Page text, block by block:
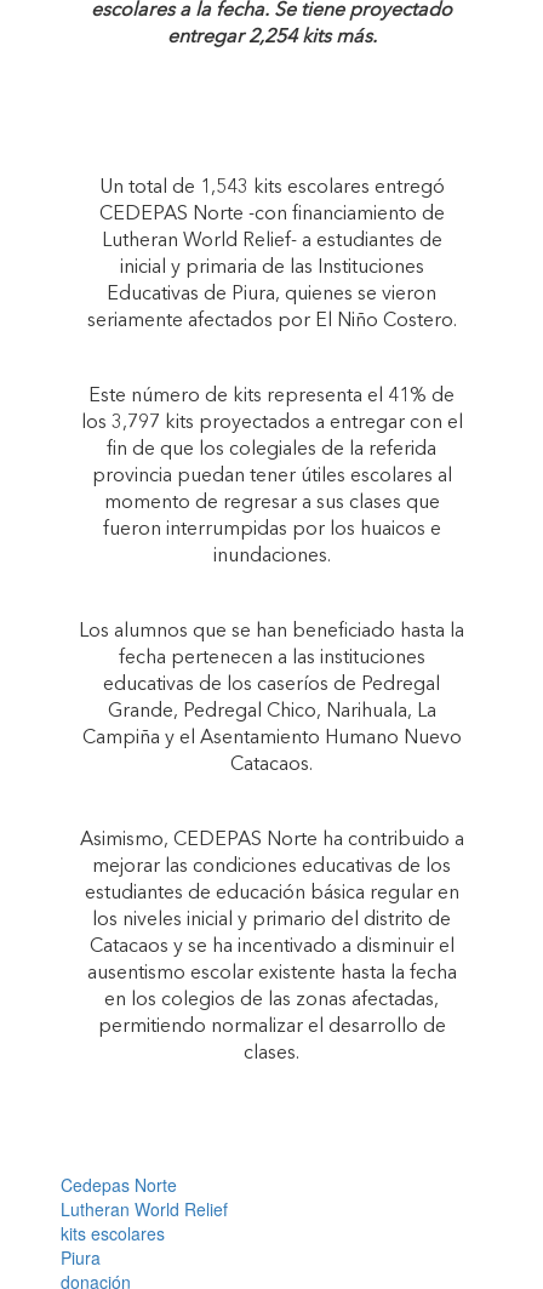
escolares a la fecha. Se tiene proyectado
entregar 2,254 kits más.
Un total de 1,543 kits escolares entregó
CEDEPAS Norte -con financiamiento de
Lutheran World Relief- a estudiantes de
inicial y primaria de las Instituciones
Educativas de Piura, quienes se vieron
seriamente afectados por El Niño Costero.
Este número de kits representa el 41% de
los 3,797 kits proyectados a entregar con el
fin de que los colegiales de la referida
provincia puedan tener útiles escolares al
momento de regresar a sus clases que
fueron interrumpidas por los huaicos e
inundaciones.
Los alumnos que se han beneficiado hasta la
fecha pertenecen a las instituciones
educativas de los caseríos de Pedregal
Grande, Pedregal Chico, Narihuala, La
Campiña y el Asentamiento Humano Nuevo
Catacaos.
Asimismo, CEDEPAS Norte ha contribuido a
mejorar las condiciones educativas de los
estudiantes de educación básica regular en
los niveles inicial y primario del distrito de
Catacaos y se ha incentivado a disminuir el
ausentismo escolar existente hasta la fecha
en los colegios de las zonas afectadas,
permitiendo normalizar el desarrollo de
clases.
Cedepas Norte
Lutheran World Relief
kits escolares
Piura
donación